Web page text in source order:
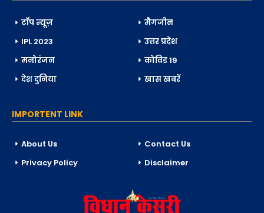
टॉप न्यूज़
मैगजीन
IPL 2023
उत्तर प्रदेश
मनोरंजन
कोविड 19
देश दुनिया
खास खबरें
IMPORTENT LINK
About Us
Contact Us
Privacy Policy
Disclaimer